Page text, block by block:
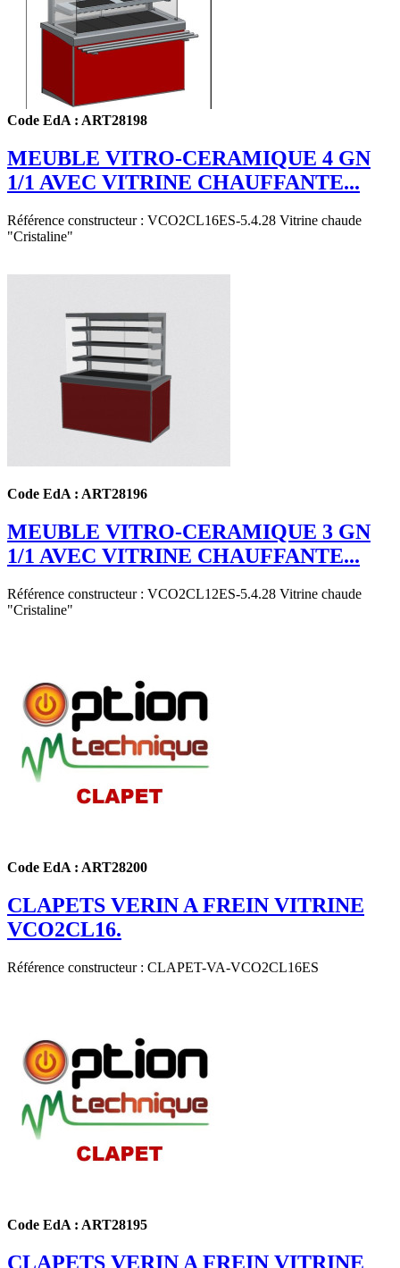
Code EdA : ART28198
MEUBLE VITRO-CERAMIQUE 4 GN
1/1 AVEC VITRINE CHAUFFANTE...
Référence constructeur : VCO2CL16ES-5.4.28 Vitrine chaude
"Cristaline"
Code EdA : ART28196
MEUBLE VITRO-CERAMIQUE 3 GN
1/1 AVEC VITRINE CHAUFFANTE...
Référence constructeur : VCO2CL12ES-5.4.28 Vitrine chaude
"Cristaline"
Code EdA : ART28200
CLAPETS VERIN A FREIN VITRINE
VCO2CL16.
Référence constructeur : CLAPET-VA-VCO2CL16ES
Code EdA : ART28195
CLAPETS VERIN A FREIN VITRINE